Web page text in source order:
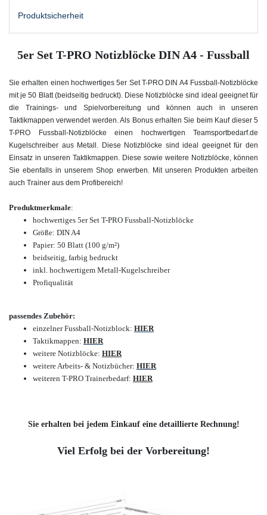
Produktsicherheit
5er Set T-PRO Notizblöcke DIN A4 - Fussball
Sie erhalten einen hochwertiges 5er Set T-PRO DIN A4 Fussball-Notizblöcke
mit je 50 Blatt (beidseitig bedruckt). Diese Notizblöcke sind ideal geeignet für
die Trainings- und Spielvorbereitung und können auch in unseren
Taktikmappen verwendet werden.Als Bonuserhalten Sie beim Kauf dieser 5
T-PRO Fussball-Notizblöcke einen hochwertigen Teamsportbedarf.de
Kugelschreiber aus Metall. Diese Notizblöcke sind ideal geeignet für den
Einsatz in unseren Taktikmappen. Diese sowie weitere Notizblöcke, können
Sie ebenfalls in unserem Shop erwerben. Mit unseren Produkten arbeiten
auch Trainer aus dem Profibereich!
Produktmerkmale:
hochwertiges 5er Set T-PRO Fussball-Notizblöcke
Größe: DIN A4
Papier: 50 Blatt (100 g/m²)
beidseitig, farbig bedruckt
inkl. hochwertigem Metall-Kugelschreiber
Profiqualität
passendes Zubehör:
einzelner Fussball-Notizblock: HIER
Taktikmappen: HIER
weitere Notizblöcke: HIER
weitere Arbeits- & Notizbücher: HIER
weiteren T-PRO Trainerbedarf: HIER
Sie erhalten bei jedem Einkauf eine detaillierte Rechnung!
Viel Erfolg bei der Vorbereitung!